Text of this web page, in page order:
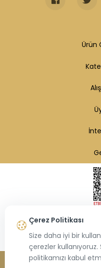
Ürün
© 2026 Kiraz
Çerez Politikası
Size daha iyi bir
çerezler
politikamızı kabul